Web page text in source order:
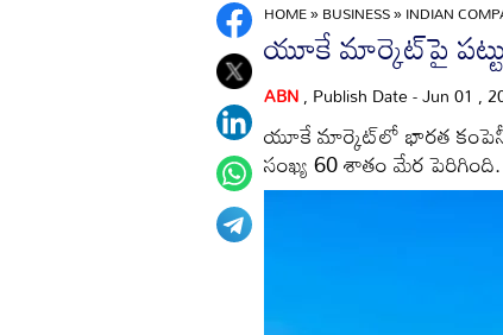
HOME»BUSINESS»INDIAN
యూకే మార్కెట్‌పై పట్టు
ABN, Publish Date - Jun 01 ,
యూకే మార్కెట్‌లో భారత
సంఖ్య 60 శాతం మేర పెరిగింది.